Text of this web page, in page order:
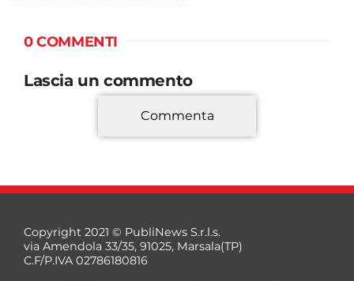
0 COMMENTI
Lascia un commento
*
Commenta
Copyright 2021 © PubliNews S.r.l.s.
via Amendola 33/35, 91025, Marsala(TP)
C.F/P.IVA 02786180816